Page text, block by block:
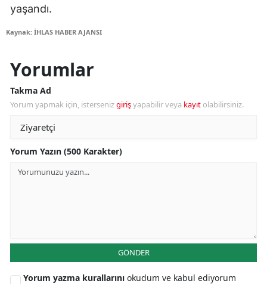
yaşandı.
Kaynak: İHLAS HABER AJANSI
Yorumlar
Takma Ad
Yorum yapmak için, istersenizgirişyapabilir veya kayıt olabilirsiniz.
Yorum Yazın (500 Karakter)
GÖNDER
Yorum yazma kurallarını okudum ve kabul ediyorum